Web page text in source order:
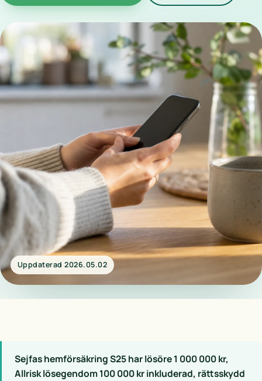
Uppdaterad 2026.05.02
Sejfas hemförsäkring S25 har lösöre 1 000 000 kr,
Allrisk lösegendom 100 000 kr inkluderad, rättsskydd